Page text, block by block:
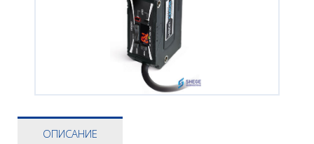
ОПИСАНИЕ